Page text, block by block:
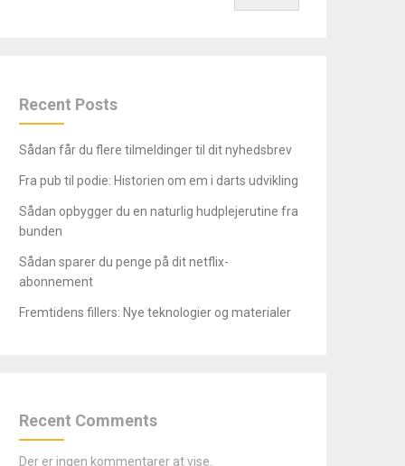
Recent Posts
Sådan får du flere tilmeldinger til dit nyhedsbrev
Fra pub til podie: Historien om em i darts udvikling
Sådan opbygger du en naturlig hudplejerutine fra
bunden
Sådan sparer du penge på dit netflix-
abonnement
Fremtidens fillers: Nye teknologier og materialer
Recent Comments
Der er ingen kommentarer at vise.